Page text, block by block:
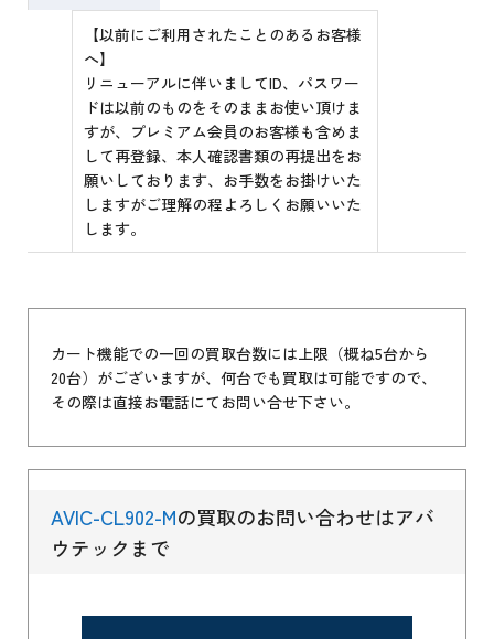
【以前にご利用されたことのあるお客様
へ】
リニューアルに伴いましてID、パスワー
ドは以前のものをそのままお使い頂けま
すが、プレミアム会員のお客様も含めま
して再登録、本人確認書類の再提出をお
願いしております、お手数をお掛けいた
しますがご理解の程よろしくお願いいた
します。
カート機能での一回の買取台数には上限（概ね5台から
20台）がございますが、何台でも買取は可能ですので、
その際は直接お電話にてお問い合せ下さい。
AVIC-CL902-Mの買取のお問い合わせはアバ
ウテックまで